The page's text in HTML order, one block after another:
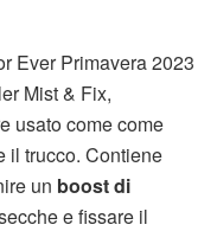
Ever Primavera 2023
Mist & Fix,
usato come come
il trucco. Contiene
un boost di
e fissare il